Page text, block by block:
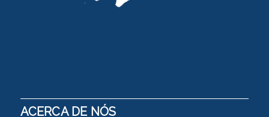
ACERCA DE NÓS